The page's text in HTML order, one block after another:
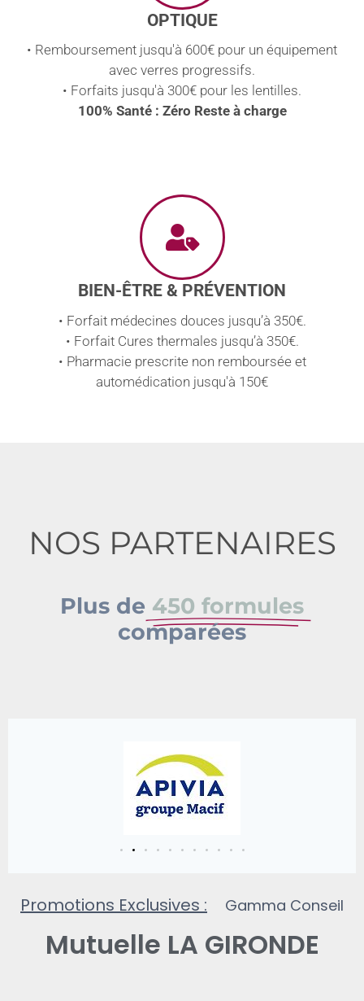
OPTIQUE
• Remboursement jusqu'à 600€ pour un équipement
avec verres progressifs.
• Forfaits jusqu'à 300€ pour les lentilles.
100% Santé : Zéro Reste à charge
BIEN-ÊTRE & PRÉVENTION
• Forfait médecines douces jusqu’à 350€.
• Forfait Cures thermales jusqu’à 350€.
• Pharmacie prescrite non remboursée et
automédication jusqu'à 150€
NOS PARTENAIRES
Plus de 450 formules
comparées
Promotions Exclusives : 2 mois Gamma
Conseil